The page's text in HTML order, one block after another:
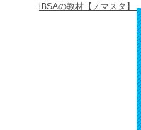
iBSAの教材【ノマスタ】